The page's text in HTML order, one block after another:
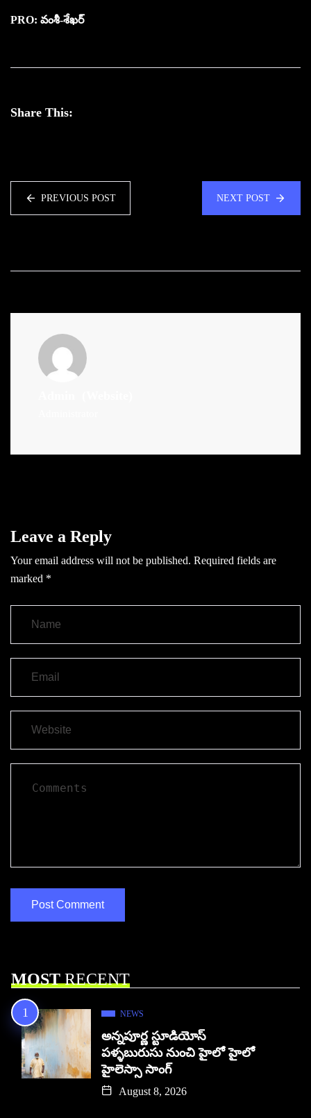
PRO: వంశీ-శేఖర్
Share This:
PREVIOUS POST NEXT POST
Leave a Reply
Your email address will not be published. Required fields are
marked *
MOSTRECENT
NEWS
అన్నపూర్ణ స్టూడియోస్
పళ్ళబురుసు నుంచి హైలో హైలో
హైలెస్సా సాంగ్
August 8, 2026